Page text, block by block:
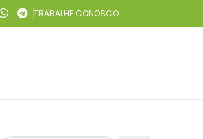
TRABALHE CONOSCO